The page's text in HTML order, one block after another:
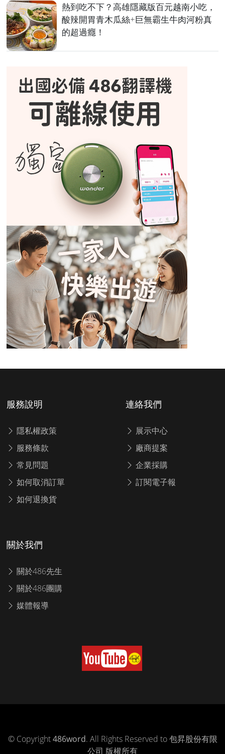
熱到吃不下？高雄隱藏版百元越南小吃，
酸辣開胃青木瓜絲+巨無霸生牛肉河粉真
的超過癮！
服務說明
隱私權政策
服務條款
常見問題
如何取消訂單
如何退換貨
連絡我們
展示中心
廠商提案
企業採購
訂閱電子報
關於我們
關於486先生
關於486團購
媒體報導
© Copyright486word. All Rights Reserved to 包昇股份有限
公司 版權所有